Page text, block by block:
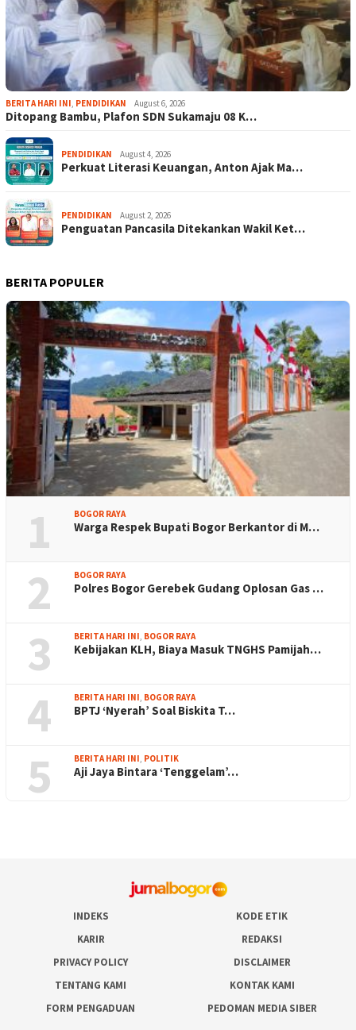
BERITA HARI INI, PENDIDIKAN August 6, 2026
Ditopang Bambu, Plafon SDN Sukamaju 08 K…
PENDIDIKAN August 4, 2026
Perkuat Literasi Keuangan, Anton Ajak Ma…
PENDIDIKAN August 2, 2026
Penguatan Pancasila Ditekankan Wakil Ket…
BERITA POPULER
1 BOGOR RAYA
Warga Respek Bupati Bogor Berkantor di M…
2 BOGOR RAYA
Polres Bogor Gerebek Gudang Oplosan Gas …
3 BERITA HARI INI BOGOR RAYA
Kebijakan KLH, Biaya Masuk TNGHS Pamijah…
4 BERITA HARI INI BOGOR RAYA
BPTJ ‘Nyerah’ Soal Biskita T…
5 BERITA HARI INI POLITIK
Aji Jaya Bintara ‘Tenggelam’…
INDEKS
KODE ETIK
KARIR
REDAKSI
PRIVACY POLICY
DISCLAIMER
TENTANG KAMI
KONTAK KAMI
FORM PENGADUAN
PEDOMAN MEDIA SIBER